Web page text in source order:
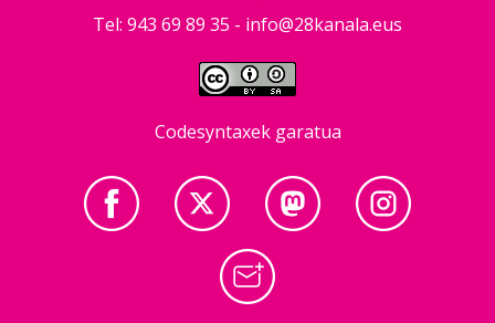
Tel: 943 69 89 35 - info@28kanala.eus
Codesyntaxek garatua